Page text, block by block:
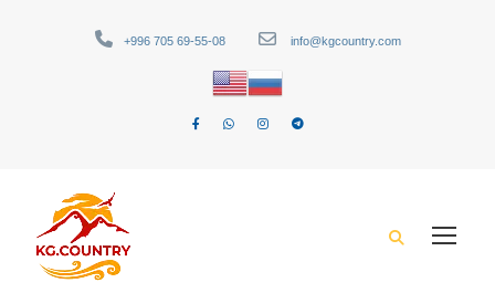
+996 705 69-55-08 info@kgcountry.com